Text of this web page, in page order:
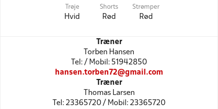
Trøje
Hvid
Shorts
Rød
Strømper
Rød
Træner
Torben Hansen
Tel: / Mobil: 51942850
hansen.torben72@gmail.com
Træner
Thomas Larsen
Tel: 23365720 / Mobil: 23365720